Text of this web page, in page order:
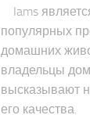
Iams
популярных
домашних
владельцы
высказывают
его качества.